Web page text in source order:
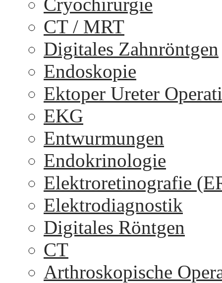
CT / MRT
Digitales Zahnröntgen
Endoskopie
Ektoper Ureter
EKG
Entwurmungen
Endokrinologie
Elektroretinografie
Elektrodiagnostik
Digitales Röntgen
CT
Arthroskopische